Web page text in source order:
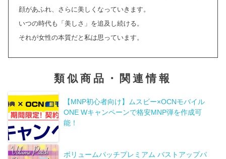
顔があふれ、さらに美しくなっていきます。
いつの時代も「美しさ」を追及し続ける。
それが女性の本質だと私は思っています。
類似商品・関連情報
【MNP初心者向け】ムスビー×OCNモバイル
ONE Wキャンペーンで格安MNP弾を作成可
能！
ボリュームパッチプレミアム バストアップパ